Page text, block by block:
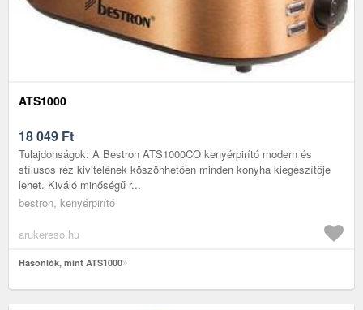
ATS1000
18 049 Ft
Tulajdonságok: A Bestron ATS1000CO kenyérpirító modern és
stílusos réz kivitelének köszönhetően minden konyha kiegészítője
lehet. Kiváló minőségű r...
bestron, kenyérpirító
arukereso.hu
Hasonlók, mint ATS1000